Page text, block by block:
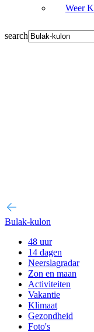
Weer
search
Bulak-kulon
48 uur
14 dagen
Neerslagradar
Zon en maan
Activiteiten
Vakantie
Klimaat
Gezondheid
Foto's